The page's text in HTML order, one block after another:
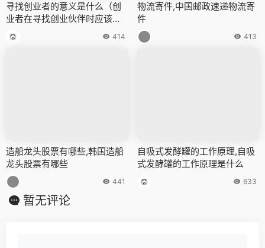
寻找创业者的意义是什么（创
业者在寻找创业伙伴时应该首
先考虑的因素是）
414
物流寄件,中国邮政速递物流寄
件
413
造船龙头股票有哪些,韩国造船
龙头股票有哪些
441
自吸式发酵罐的工作原理,自吸
式发酵罐的工作原理是什么
633
暂无评论